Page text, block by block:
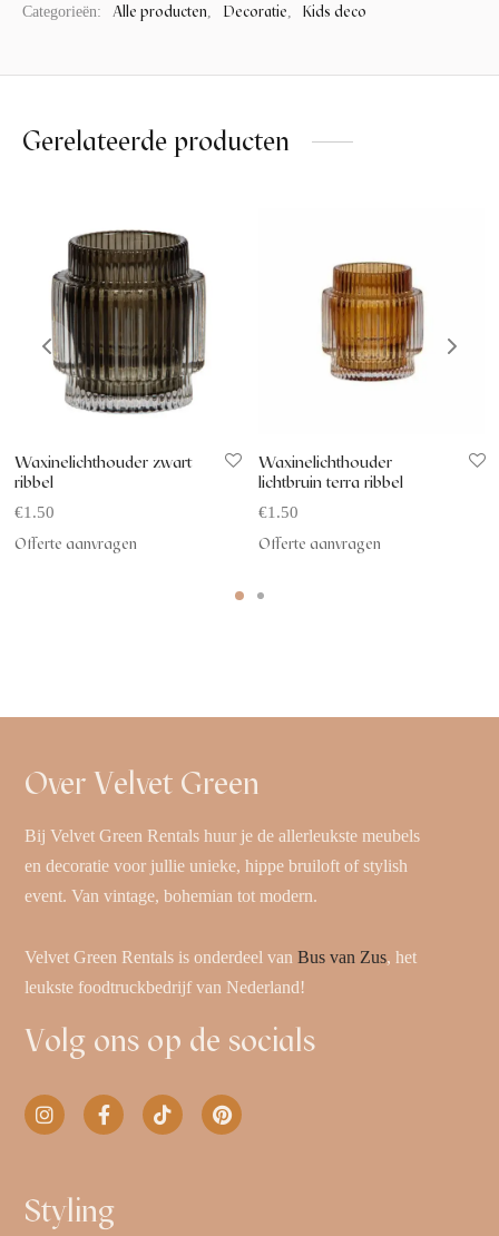
Categorieën:
Alle producten Decoratie Kids deco
Gerelateerde producten
Waxinelichthouder zwart
ribbel
€1.50
Offerte aanvragen
Waxinelichthouder
lichtbruin terra ribbel
€1.50
Offerte aanvragen
Over Velvet Green
Bij Velvet Green Rentals huur je de allerleukste meubels
en decoratie voor jullie unieke, hippe bruiloft of stylish
event. Van vintage, bohemian tot modern.
Velvet Green Rentals is onderdeel vanBus van Zus, het
leukste foodtruckbedrijf van Nederland!
Volg ons op de socials
Styling